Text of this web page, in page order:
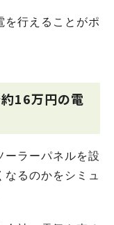
を行えることがポ
約16万円の電
ーラーパネルを設
るのかをシミュ